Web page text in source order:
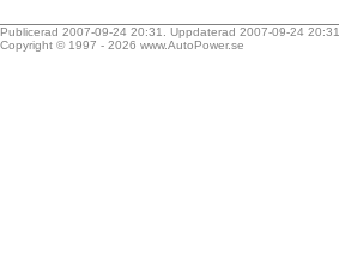
Publicerad 2007-09-24 20:31. Uppdaterad 2007-09-24 20:31.
Copyright © 1997 - 2026 www.AutoPower.se